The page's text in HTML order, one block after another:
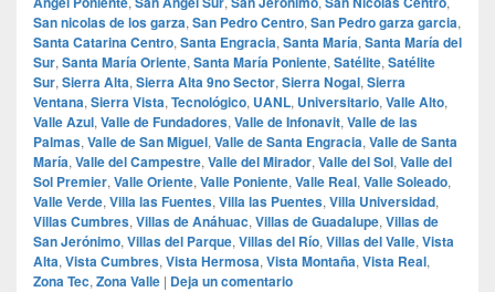
San nicolas de los garza, San Pedro Centro, San Pedro garza garcia,
Santa Catarina Centro, Santa Engracia, Santa María, Santa María del
Sur, Santa María Oriente, Santa María Poniente, Satélite, Satélite
Sur, Sierra Alta, Sierra Alta 9no Sector, Sierra Nogal, Sierra
Ventana, Sierra Vista, Tecnológico, UANL, Universitario, Valle Alto,
Valle Azul, Valle de Fundadores, Valle de Infonavit, Valle de las
Palmas, Valle de San Miguel, Valle de Santa Engracia, Valle de Santa
María, Valle del Campestre, Valle del Mirador, Valle del Sol, Valle del
Sol Premier, Valle Oriente, Valle Poniente, Valle Real, Valle Soleado,
Valle Verde, Villa las Fuentes, Villa las Puentes, Villa Universidad,
Villas Cumbres, Villas de Anáhuac, Villas de Guadalupe, Villas de
San Jerónimo, Villas del Parque, Villas del Río, Villas del Valle, Vista
Alta, Vista Cumbres, Vista Hermosa, Vista Montaña, Vista Real,
Zona Tec, Zona Valle | Deja un comentario